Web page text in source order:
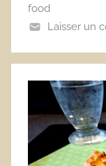
food
Laisser un